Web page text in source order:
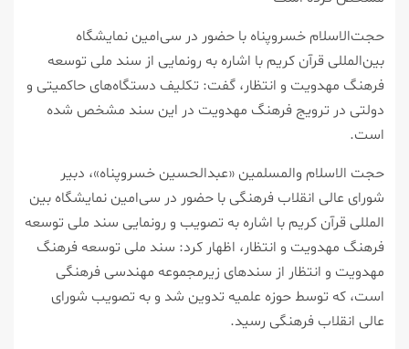
حجت‌الاسلام خسروپناه با حضور در سی‌امین نمایشگاه
بین‌المللی قرآن کریم با اشاره به رونمایی از سند ملی توسعه
فرهنگ مهدویت و انتظار، گفت: تکلیف دستگاه‌های حاکمیتی و
دولتی در ترویج فرهنگ مهدویت در این سند مشخص شده
است.
حجت الاسلام والمسلمین «عبدالحسین خسروپناه»، دبیر
شورای عالی انقلاب فرهنگی با حضور در سی‌امین نمایشگاه بین
المللی قرآن کریم با اشاره به تصویب و رونمایی سند ملی توسعه
فرهنگ مهدویت و انتظار، اظهار کرد: سند ملی توسعه فرهنگ
مهدویت و انتظار از سندهای زیرمجموعه مهندسی فرهنگی
است، که توسط حوزه علمیه تدوین شد و به تصویب شورای
عالی انقلاب فرهنگی رسید.